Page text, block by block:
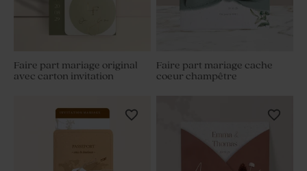
Faire part mariage original
avec carton invitation
Faire part mariage cache
coeur champêtre